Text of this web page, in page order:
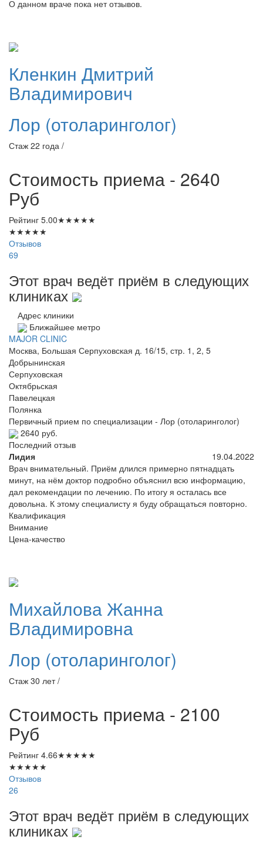
О данном враче пока нет отзывов.
Кленкин Дмитрий
Владимирович
Лор (отоларинголог)
Стаж 22 года /
Стоимость приема - 2640
Руб
Рейтинг 5.00★★★★★
★★★★★
Отзывов
69
Этот врач ведёт приём в следующих
клиниках
Адрес клиники
Ближайшее метро
MAJOR CLINIC
Москва, Большая Серпуховская д. 16/15, стр. 1, 2, 5
Добрынинская
Серпуховская
Октябрьская
Павелецкая
Полянка
Первичный прием по специализации - Лор (отоларинголог)
2640 руб.
Последний отзыв
Лидия
19.04.2022
Врач внимательный. Приём длился примерно пятнадцать
минут, на нём доктор подробно объяснил всю информацию,
дал рекомендации по лечению. По итогу я осталась все
довольна. К этому специалисту я буду обращаться повторно.
Квалификация
Внимание
Цена-качество
МихайловаЖанна
Владимировна
Лор (отоларинголог)
Стаж 30 лет /
Стоимость приема - 2100
Руб
Рейтинг 4.66★★★★★
★★★★★
Отзывов
26
Этот врач ведёт приём в следующих
клиниках